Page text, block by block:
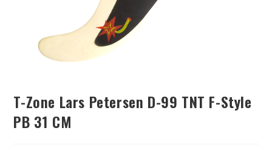
T-Zone Lars Petersen D-99 TNT F-Style
PB 31 CM